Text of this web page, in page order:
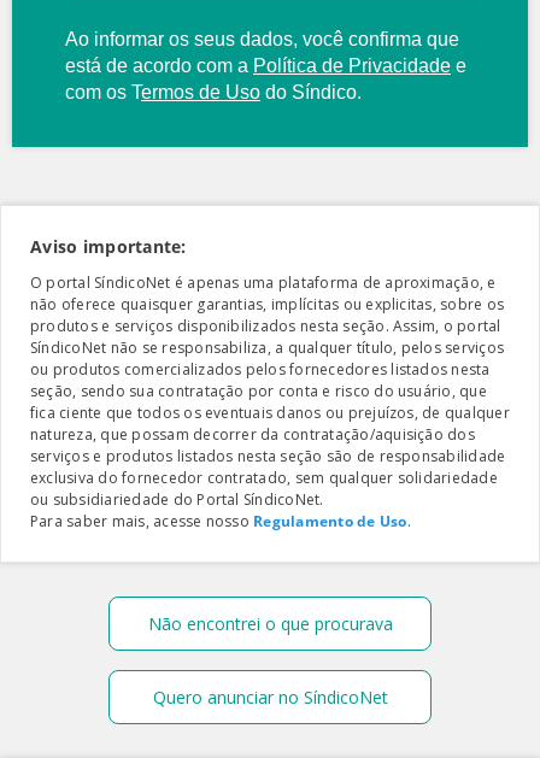
Ao informar os seus dados, você confirma que
está de acordo com a Política de Privacidade e
com os Termos de Uso do Síndico.
Aviso importante:
O portal SíndicoNet é apenas uma plataforma de aproximação, e
não oferece quaisquer garantias, implícitas ou explicitas, sobre os
produtos e serviços disponibilizados nesta seção. Assim, o portal
SíndicoNet não se responsabiliza, a qualquer título, pelos serviços
ou produtos comercializados pelos fornecedores listados nesta
seção, sendo sua contratação por conta e risco do usuário, que
fica ciente que todos os eventuais danos ou prejuízos, de qualquer
natureza, que possam decorrer da contratação/aquisição dos
serviços e produtos listados nesta seção são de responsabilidade
exclusiva do fornecedor contratado, sem qualquer solidariedade
ou subsidiariedade do Portal SíndicoNet.
Para saber mais, acesse nosso Regulamento de Uso.
Não encontrei o que procurava
Quero anunciar no SíndicoNet